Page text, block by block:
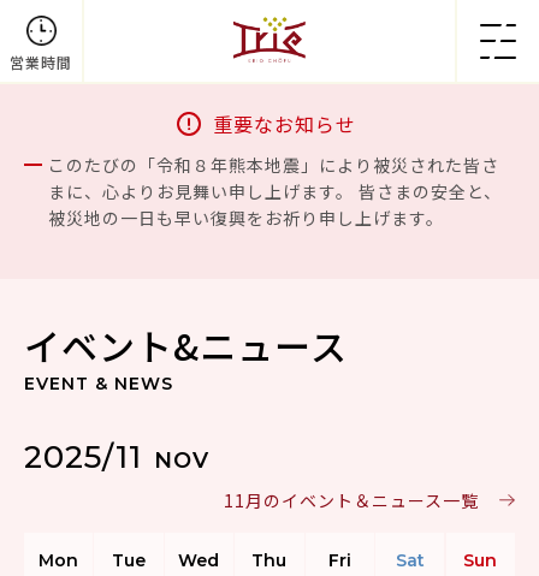
営業時間
重要なお知らせ
このたびの「令和８年熊本地震」により被災された皆さ
まに、心よりお見舞い申し上げます。 皆さまの安全と、
被災地の一日も早い復興をお祈り申し上げます。
イベント&ニュース
EVENT & NEWS
2025/11 NOV
11月のイベント＆ニュース一覧
Mon Tue Wed Thu Fri Sat Sun